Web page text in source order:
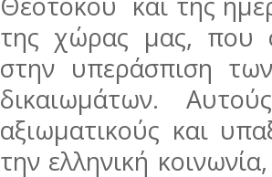
της χώρας μας, που
στην υπεράσπιση
δικαιωμάτων.
αξιωματικούς και
την ελληνική